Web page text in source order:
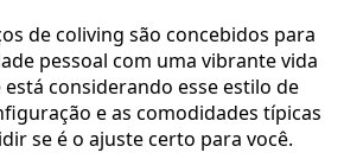
de coliving são concebidos para
pessoal com uma vibrante vida
está considerando esse estilo de
e as comodidades típicas
se é o ajuste certo para você.